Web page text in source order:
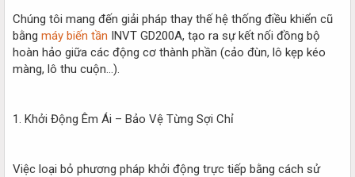
Chúng tôi mang đến giải pháp thay thế hệ thống điều khiển cũ
bằng máy biến tần INVT GD200A, tạo ra sự kết nối đồng bộ
hoàn hảo giữa các động cơ thành phần (cảo đùn, lô kẹp kéo
màng, lô thu cuộn...).
1. Khởi Động Êm Ái – Bảo Vệ Từng Sợi Chỉ
Việc loại bỏ phương pháp khởi động trực tiếp bằng cách sử